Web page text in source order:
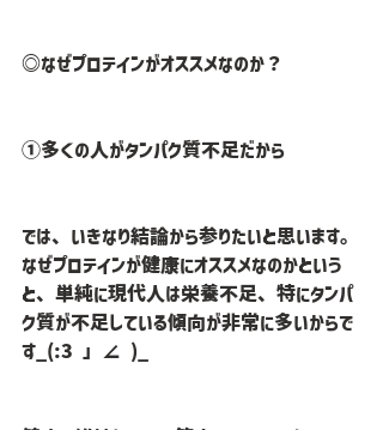
◎なぜプロテインがオススメなのか？
①多くの人がタンパク質不足だから
では、いきなり結論から参りたいと思います。
なぜプロテインが健康にオススメなのかという
と、単純に現代人は栄養不足、特にタンパ
ク質が不足している傾向が非常に多いからで
す_(:3 」∠ )_